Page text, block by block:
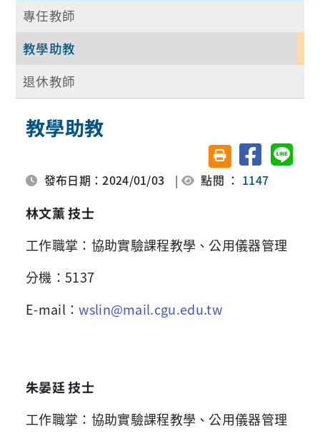
專任教師
教學助教
退休教師
教學助教
友善列印(另開視窗)
分享至臉書分享
發布日期：2024/01/03 | 點閱 ： 1147
林文薰 技士
工作職掌 ：協助實驗課程教學、公用儀器管理
分機 ：5137
E-mail ：wslin@mail.cgu.edu.tw
朱晏廷 技士
工作職掌 ：協助實驗課程教學、公用儀器管理